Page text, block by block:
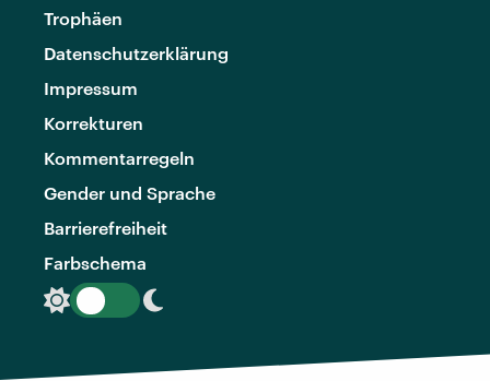
Trophäen
Datenschutzerklärung
Impressum
Korrekturen
Kommentarregeln
Gender und Sprache
Barrierefreiheit
Farbschema